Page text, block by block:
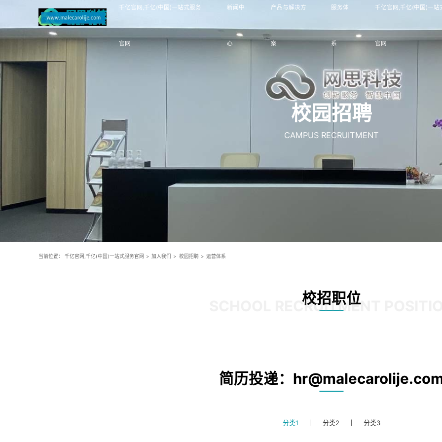
千亿官网,千亿(中国)一站式服务
官网
新闻中
心
产品与解决方
案
服务体
系
千亿官网,千亿(中国)一站
官网
校园招聘
CAMPUS RECRUITMENT
当前位置： 千亿官网,千亿(中国)一站式服务官网 > 加入我们 > 校园招聘 > 运营体系
校招职位
SCHOOL RECRUITMENT
简历投递：
分类1 分类2 分类3